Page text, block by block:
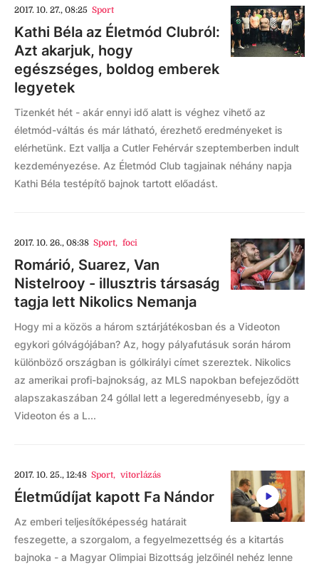
2017. 10. 27., 08:25 Sport
Kathi Béla az Életmód Clubról:
Azt akarjuk, hogy
egészséges, boldog emberek
legyetek
Tizenkét hét - akár ennyi idő alatt is véghez vihető az
életmód-váltás és már látható, érezhető eredményeket is
elérhetünk. Ezt vallja a Cutler Fehérvár szeptemberben indult
kezdeményezése. Az Életmód Club tagjainak néhány napja
Kathi Béla testépítő bajnok tartott előadást.
2017. 10. 26., 08:38 Sport, foci
Romárió, Suarez, Van
Nistelrooy - illusztris társaság
tagja lett Nikolics Nemanja
Hogy mi a közös a három sztárjátékosban és a Videoton
egykori gólvágójában? Az, hogy pályafutásuk során három
különböző országban is gólkirályi címet szereztek. Nikolics
az amerikai profi-bajnokság, az MLS napokban befejeződött
alapszakaszában 24 góllal lett a legeredményesebb, így a
Videoton és a L...
2017. 10. 25., 12:48 Sport, vitorlázás
Életműdíjat kapott Fa Nándor
Az emberi teljesítőképesség határait
feszegette, a szorgalom, a fegyelmezettség és a kitartás
bajnoka - a Magyar Olimpiai Bizottság jelzőinél nehéz lenne